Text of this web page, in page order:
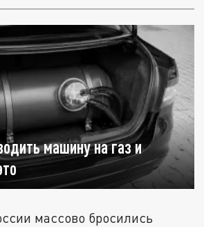
машину на газ и
массово бросились